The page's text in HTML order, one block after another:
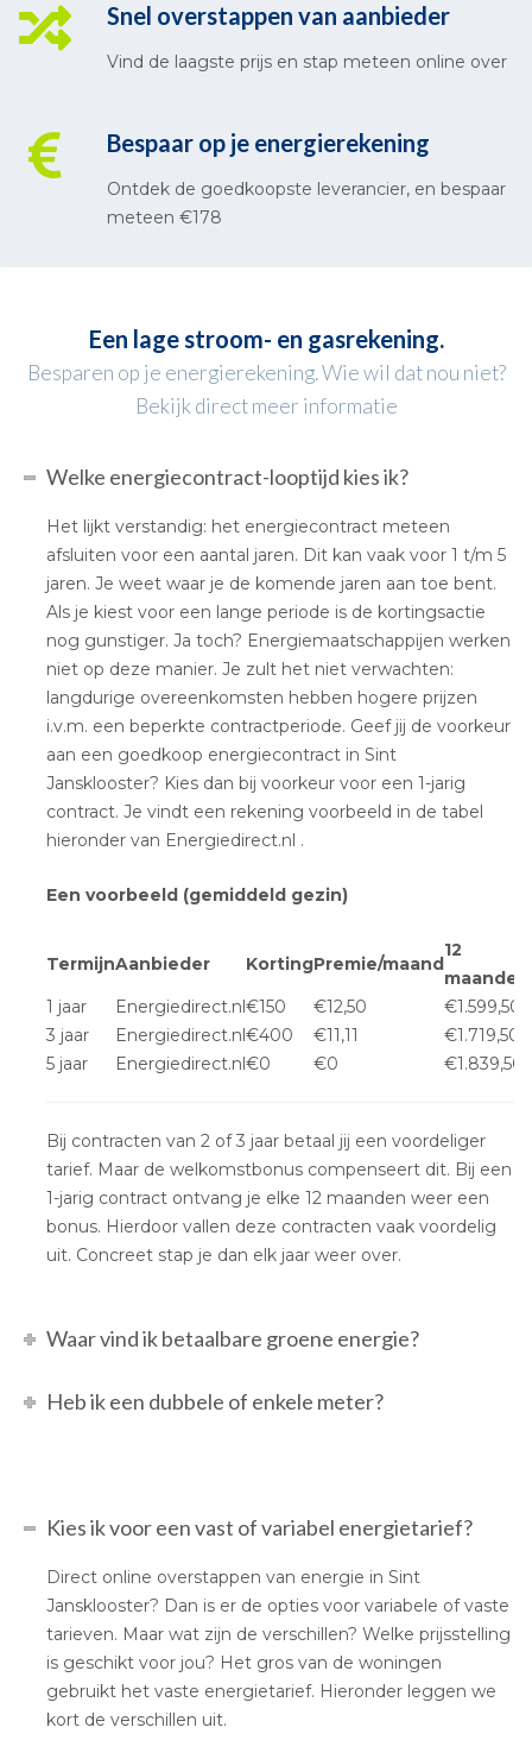
Snel overstappen van aanbieder
Vind de laagste prijs en stap meteen online over
Bespaar op je energierekening
Ontdek de goedkoopste leverancier, en bespaar
meteen €178
Een lage stroom- en gasrekening.
Besparen op je energierekening. Wie wil dat nou niet?
Bekijk direct meer informatie
Welke energiecontract-looptijd kies ik?
Het lijkt verstandig: het energiecontract meteen
afsluiten voor een aantal jaren. Dit kan vaak voor 1 t/m 5
jaren. Je weet waar je de komende jaren aan toe bent.
Als je kiest voor een lange periode is de kortingsactie
nog gunstiger. Ja toch? Energiemaatschappijen werken
niet op deze manier. Je zult het niet verwachten:
langdurige overeenkomsten hebben hogere prijzen
i.v.m. een beperkte contractperiode. Geef jij de voorkeur
aan een goedkoop energiecontract in Sint
Jansklooster? Kies dan bij voorkeur voor een 1-jarig
contract. Je vindt een rekening voorbeeld in de tabel
hieronder van Energiedirect.nl .
Een voorbeeld (gemiddeld gezin)
TermijnAanbieder KortingPremie/maand
12
maanden
1 jaar
Energiedirect.nl€150 €12,50
€1.599,50
3 jaar
Energiedirect.nl€400 €11,11
€1.719,50
5 jaar
Energiedirect.nl€0 €0 €1.839,50
Bij contracten van 2 of 3 jaar betaal jij een voordeliger
tarief. Maar de welkomstbonus compenseert dit. Bij een
1-jarig contract ontvang je elke 12 maanden weer een
bonus. Hierdoor vallen deze contracten vaak voordelig
uit. Concreet stap je dan elk jaar weer over.
Waar vind ik betaalbare groene energie?
Heb ik een dubbele of enkele meter?
Kies ik voor een vast of variabel energietarief?
Direct online overstappen van energie in Sint
Jansklooster? Dan is er de opties voor variabele of vaste
tarieven. Maar wat zijn de verschillen? Welke prijsstelling
is geschikt voor jou? Het gros van de woningen
gebruikt het vaste energietarief. Hieronder leggen we
kort de verschillen uit.